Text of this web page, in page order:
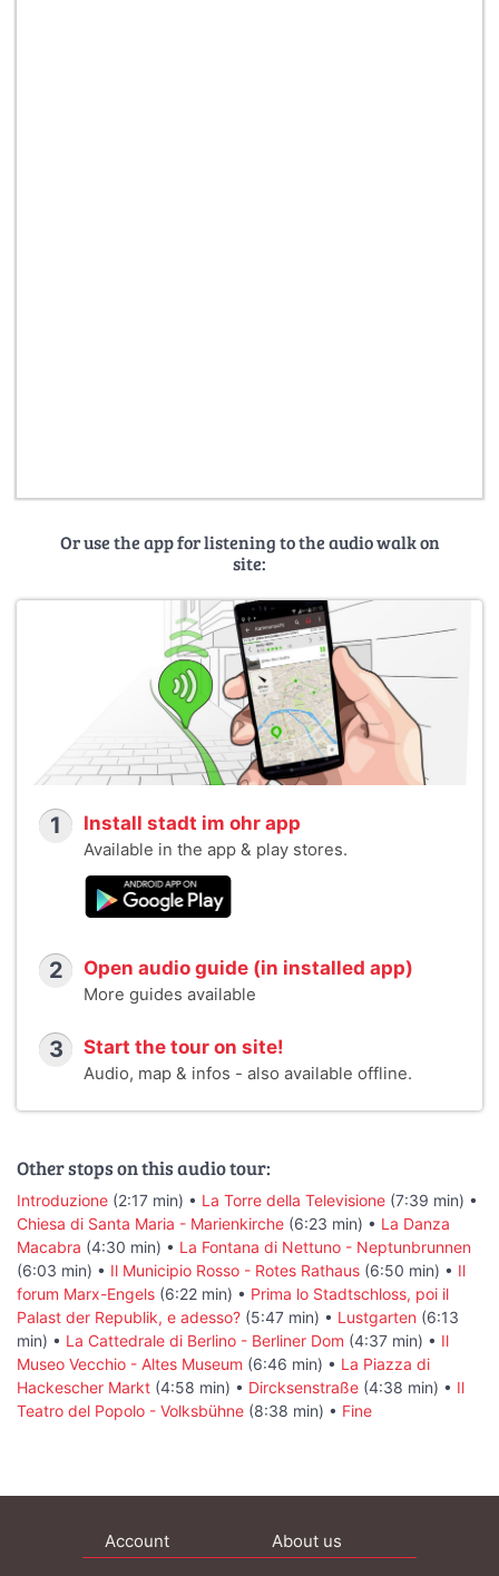
Or use the app for listening to the audio walk on
site:
1 Install stadt im ohr app
Available in the app & play stores.
2 Open audio guide (in installed app)
More guides available
3 Start the tour on site!
Audio, map & infos - also available offline.
Other stops on this audio tour:
Introduzione (2:17 min) • La Torre della Televisione (7:39 min) •
Chiesa di Santa Maria - Marienkirche (6:23 min) • La Danza
Macabra (4:30 min) • La Fontana di Nettuno - Neptunbrunnen
(6:03 min) • Il Municipio Rosso - Rotes Rathaus (6:50 min) • Il
forum Marx-Engels (6:22 min) • Prima lo Stadtschloss, poi il
Palast der Republik, e adesso? (5:47 min) • Lustgarten (6:13
min) • La Cattedrale di Berlino - Berliner Dom (4:37 min) • Il
Museo Vecchio - Altes Museum (6:46 min) • La Piazza di
Hackescher Markt (4:58 min) • Dircksenstraße (4:38 min) • Il
Teatro del Popolo - Volksbühne (8:38 min) • Fine
Account About us